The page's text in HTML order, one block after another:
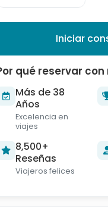
Iniciar
qué reservar
Más de 38
Años
Excelencia en
viajes
8,500+
Reseñas
Viajeros felices